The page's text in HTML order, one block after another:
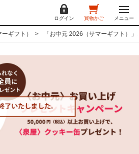
ログイン 買物かご メニュー
ギフト） 「お中元 2026（サマーギフト）